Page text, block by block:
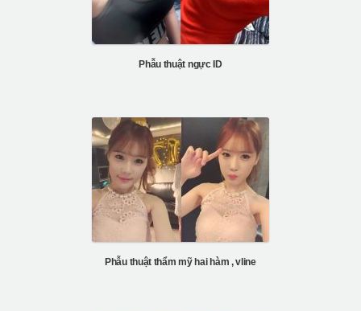
Phẫu thuật ngực ID
Phẫu thuật thẩm mỹ hai hàm , vline